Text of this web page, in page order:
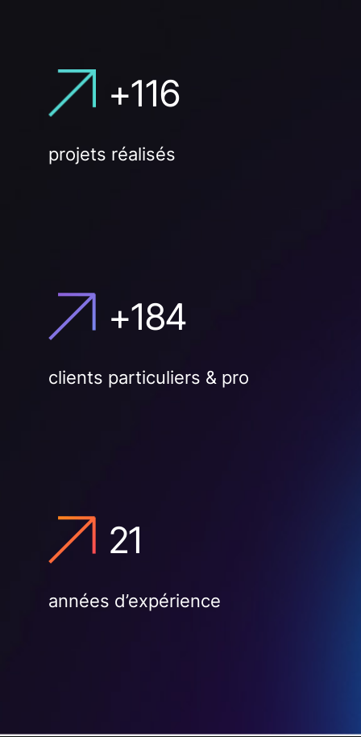
+116
projets réalisés
+184
clients particuliers & pro
21
années d’expérience